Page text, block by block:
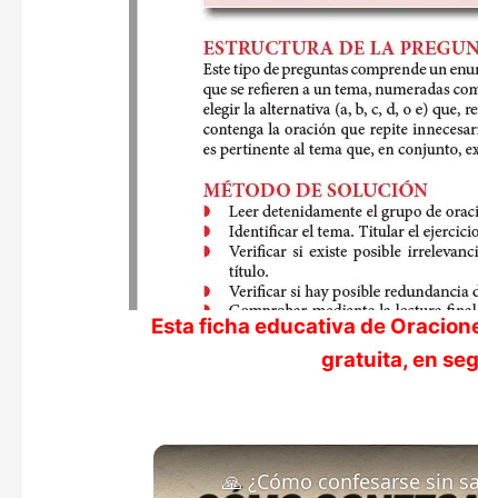
Esta ficha educativa de
gratuita, en